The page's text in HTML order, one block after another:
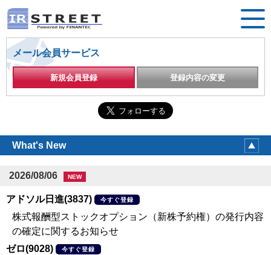
メール会員サービス
新規会員登録 登録内容の変更
What's New
2026/08/06 NEW
アドソル日進(3837) 今すぐ登録
株式報酬型ストックオプション（新株予約権）の発行内容
の確定に関するお知らせ
ゼロ(9028)
今すぐ登録